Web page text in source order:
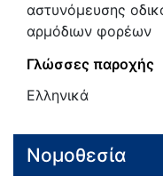
αστυνόμευσης
αρμόδιων φορέων
Γλώσσες παροχής
Ελληνικά
Νομοθεσία